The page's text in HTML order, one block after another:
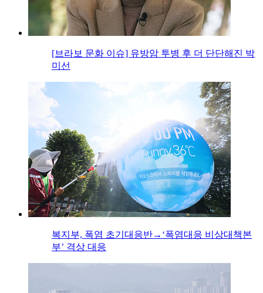
[브라보 문화 이슈] 유방암 투병 후 더 단단해진 박
미선
복지부, 폭염 초기대응반→‘폭염대응 비상대책본
부’ 격상 대응